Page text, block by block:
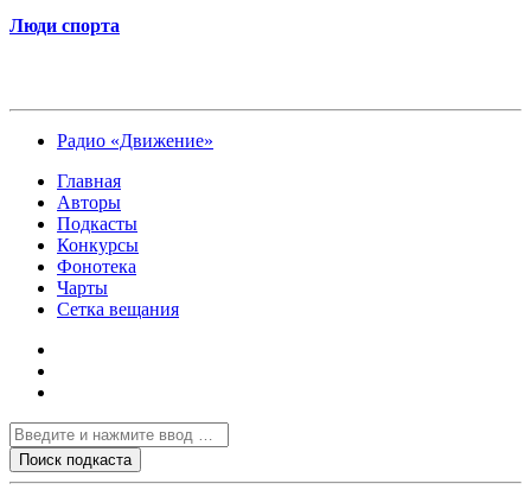
Люди спорта
Радио «Движение»
Главная
Авторы
Подкасты
Конкурсы
Фонотека
Чарты
Сетка вещания